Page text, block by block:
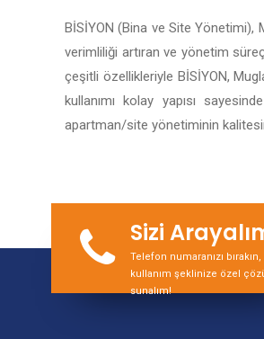
BİSİYON (Bina ve Site Yönetimi),
verimliliği artıran ve yönetim
çeşitli özellikleriyle BİSİYON,
kullanımı kolay yapısı
apartman/site yönetiminin
Sizi
Telefon numaranızı bırakın,
kullanım şeklinize özel
sunalım!